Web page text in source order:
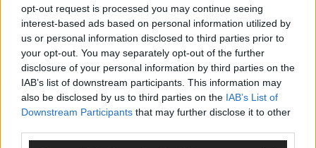
opt-out request is processed you may continue seeing
interest-based ads based on personal information utilized by
us or personal information disclosed to third parties prior to
your opt-out. You may separately opt-out of the further
disclosure of your personal information by third parties on the
IAB’s list of downstream participants. This information may
also be disclosed by us to third parties on the IAB’s List of
Downstream Participants that may further disclose it to other
CHECK UNS AUF FACEBOOK